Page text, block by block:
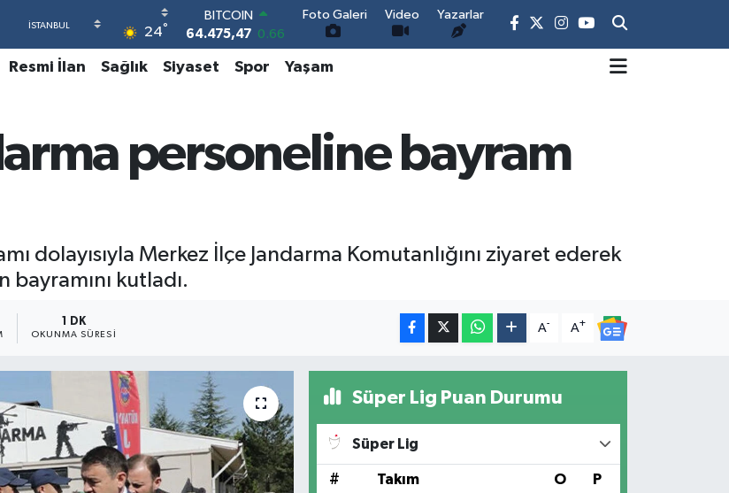
24°
DOLAR
47,5971 0.05
EURO
55,1336 0.18
6518.23 0.39
BİST100
Foto Galeri Video Yazarlar
Resmi İlan Sağlık Siyaset Spor Yaşam
personeline bayram
dolayısıyla Merkez İlçe Jandarma Komutanlığını ziyaret ederek
kutladı.
1 DK
OKUNMA SÜRESI
A- A+
Süper Lig Puan Durumu
Süper Lig
# Takım O P